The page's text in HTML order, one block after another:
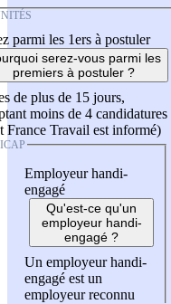
parmi les 1ers à postuler
serez-vous parmi les
premiers à postuler ?
de plus de 15 jours,
moins de 4 candidatures
France Travail est informé)
Employeur handi-
engagé
Qu'est-ce qu'un
employeur handi-
engagé ?
Un employeur handi-
engagé est un
employeur reconnu